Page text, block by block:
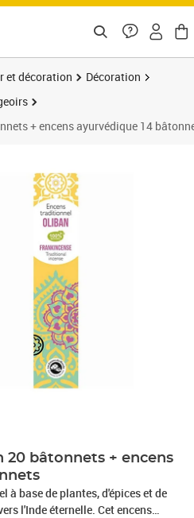
et décoration
Décoration
+ encens ayurvédique 14
20 bâtonnets + encens
à base de plantes, d'épices et de
l'Inde éternelle. Cet encens